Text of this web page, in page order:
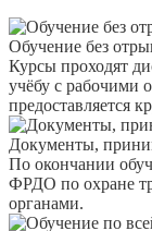
Обучение без
Курсы проходят
учёбу с рабочими
предоставляется
Документы,
По окончании
ФРДО по охране
органами.